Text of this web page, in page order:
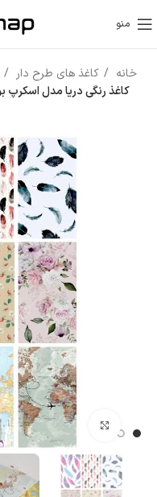
منو
خانه کاغذ های طرح دار
بزرگنمایی تصویر